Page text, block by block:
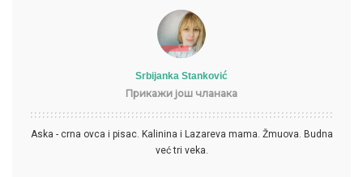
Srbijanka Stanković
Прикажи још чланака
Aska - crna ovca i pisac. Kalinina i Lazareva mama. Žmuova. Budna
već tri veka.